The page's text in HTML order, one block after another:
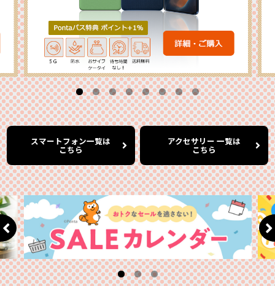
スマートフォン一覧は
こちら
アクセサリー 一覧は
こちら